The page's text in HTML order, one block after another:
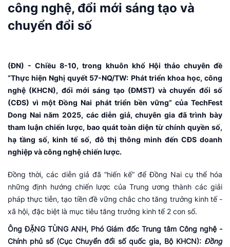
công nghệ, đổi mới sáng tạo và
chuyển đổi số
(ĐN) - Chiều 8-10, trong khuôn khổ Hội thảo chuyên đề
“Thực hiện Nghị quyết 57-NQ/TW: Phát triển khoa học, công
nghệ (KHCN), đổi mới sáng tạo (ĐMST) và chuyển đổi số
(CĐS) vì một Đồng Nai phát triển bền vững” của TechFest
Dong Nai năm 2025, các diễn giả, chuyên gia đã trình bày
tham luận chiến lược, bao quát toàn diện từ chính quyền số,
hạ tầng số, kinh tế số, đô thị thông minh đến CĐS doanh
nghiệp và công nghệ chiến lược.
Đồng thời, các diễn giả đã “hiến kế” để Đồng Nai cụ thể hóa
những định hướng chiến lược của Trung ương thành các giải
pháp thực tiễn, tạo tiền đề vững chắc cho tăng trưởng kinh tế -
xã hội, đặc biệt là mục tiêu tăng trưởng kinh tế 2 con số.
Ông ĐẶNG TÙNG ANH, Phó Giám đốc Trung tâm Công nghệ -
Chính phủ số (Cục Chuyển đổi số quốc gia, Bộ KHCN): Đồng